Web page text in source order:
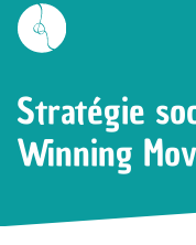
Stratégie
Winning